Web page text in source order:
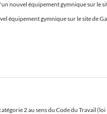
équipement gymnique sur le site de
2 au sens du Code du Travail